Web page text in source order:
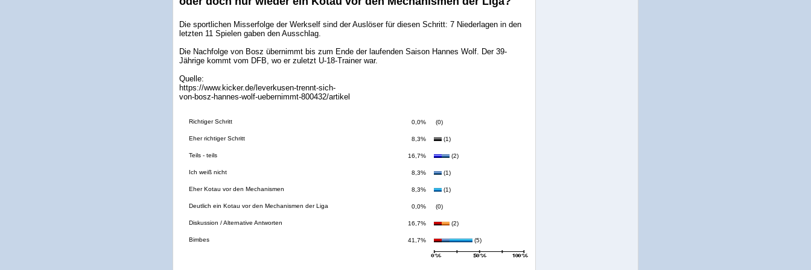
Die sportlichen Misserfolge der Werkself sind der Auslöser für diesen Schritt: 7 Niederlagen in den
letzten 11 Spielen gaben den Ausschlag.
Die Nachfolge von Bosz übernimmt bis zum Ende der laufenden Saison Hannes Wolf. Der 39-
Jährige kommt vom DFB, wo er zuletzt U-18-Trainer war.
Quelle:
https://www.kicker.de/leverkusen-trennt-sich-
von-bosz-hannes-wolf-uebernimmt-800432/artikel
Richtiger Schritt 0,0% (0)
Eher richtiger Schritt 8,3% (1)
Teils - teils 16,7% (2)
Ich weiß nicht 8,3% (1)
Eher Kotau vor den Mechanismen 8,3% (1)
Deutlich ein Kotau vor den Mechanismen der Liga 0,0% (0)
Diskussion / Alternative Antworten 16,7% (2)
Bimbes 41,7% (5)